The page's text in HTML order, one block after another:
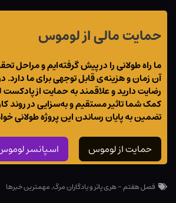
حمایت مالی از لوموس
ما راه طولانی را در پیش گرفته‌ایم و مراحل
آن زمان و هزینه‌ی قابل توجهی برای ما دارد.
رضایت دارید و علاقمند به حمایت از
کمک شما تاثیر مستقیم و به‌سزایی در روند
تضمین به پایان رساندن این پروژه طولانی
حمایت از لوموس اسپانسر
فصل هفتم - هری پاتر و یادگاران مرگ,مهمترین خبرها